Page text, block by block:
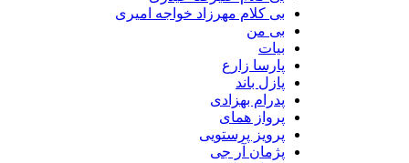
بی کلام مهرزاد خواجه امیری
بی من
بیات
پارسا زارع
پازل باند
پدرام بهزادی
پرواز همای
پرویز پرستویی
پژمان آر جی